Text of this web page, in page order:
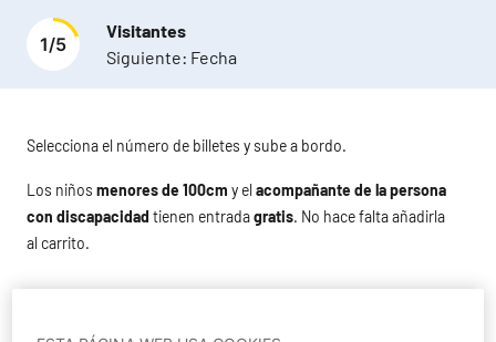
1/5
Visitantes
Siguiente: Fecha
Selecciona el número de billetes y sube a bordo.
Los niños menores de 100cm y elacompañante de la persona
con discapacidad tienen entradagratis. No hace falta añadirla
al carrito.